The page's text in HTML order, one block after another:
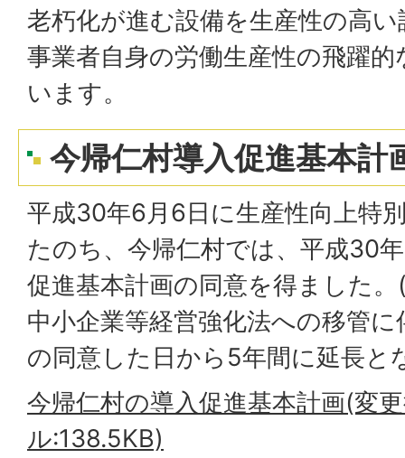
老朽化が進む設備を生産性の高
事業者自身の労働生産性の飛躍
います。
今帰仁村導入促進基本計
平成30年6月6日に生産性向上特
たのち、今帰仁村では、平成30
促進基本計画の同意を得ました
中小企業等経営強化法への移管
の同意した日から5年間に延長と
今帰仁村の導入促進基本計画(変
ル:138.5KB)